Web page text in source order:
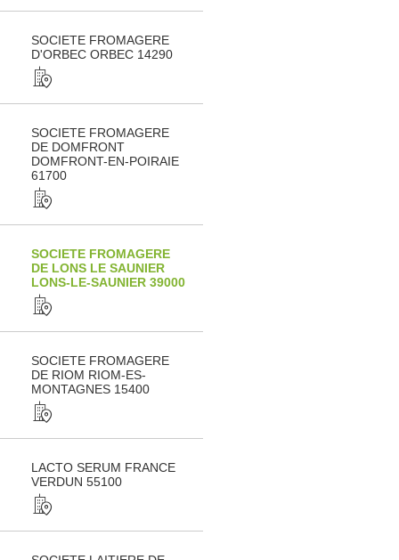
SOCIETE FROMAGERE
D'ORBEC ORBEC 14290
SOCIETE FROMAGERE
DE DOMFRONT
DOMFRONT-EN-POIRAIE
61700
SOCIETE FROMAGERE
DE LONS LE SAUNIER
LONS-LE-SAUNIER 39000
SOCIETE FROMAGERE
DE RIOM RIOM-ES-
MONTAGNES 15400
LACTO SERUM FRANCE
VERDUN 55100